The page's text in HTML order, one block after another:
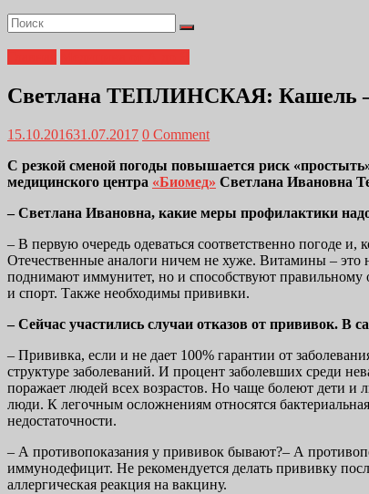
Светлана ТЕПЛИНСКАЯ: Кашель –
15.10.201631.07.2017 0 Comment
С резкой сменой погоды повышается риск
медицинского центра «Биомед» Светлана Ивановна
– Светлана Ивановна, какие меры профилактики
– В первую очередь одеваться соответственно погоде
Отечественные аналоги ничем не хуже. Витамины – это
поднимают иммунитет, но и способствуют правильному
и спорт. Также необходимы прививки.
– Сейчас участились случаи отказов от прививок. В
– Прививка, если и не дает 100% гарантии от
структуре заболеваний. И процент заболевших среди
поражает людей всех возрастов. Но чаще болеют дети и
люди. К легочным осложнениям относятся
недостаточности.
– А противопоказания у прививок бывают?– А
иммунодефицит. Не рекомендуется делать прививку
аллергическая реакция на вакцину.